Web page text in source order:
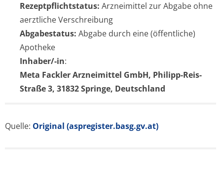
Rezeptpflichtstatus: Arzneimittel zur Abgabe ohne
aerztliche Verschreibung
Abgabestatus: Abgabe durch eine (öffentliche)
Apotheke
Inhaber/-in:
Meta Fackler Arzneimittel GmbH, Philipp-Reis-
Straße 3, 31832 Springe, Deutschland
Quelle: Original (aspregister.basg.gv.at)